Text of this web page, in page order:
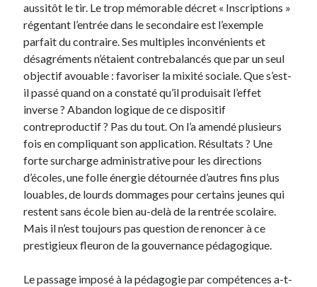
aussitôt le tir. Le trop mémorable décret « Inscriptions »
régentant l’entrée dans le secondaire est l’exemple
parfait du contraire. Ses multiples inconvénients et
désagréments n’étaient contrebalancés que par un seul
objectif avouable : favoriser la mixité sociale. Que s’est-
il passé quand on a constaté qu’il produisait l’effet
inverse ? Abandon logique de ce dispositif
contreproductif ? Pas du tout. On l’a amendé plusieurs
fois en compliquant son application. Résultats ? Une
forte surcharge administrative pour les directions
d’écoles, une folle énergie détournée d’autres fins plus
louables, de lourds dommages pour certains jeunes qui
restent sans école bien au-delà de la rentrée scolaire.
Mais il n’est toujours pas question de renoncer à ce
prestigieux fleuron de la gouvernance pédagogique.
Le passage imposé à la pédagogie par compétences a-t-